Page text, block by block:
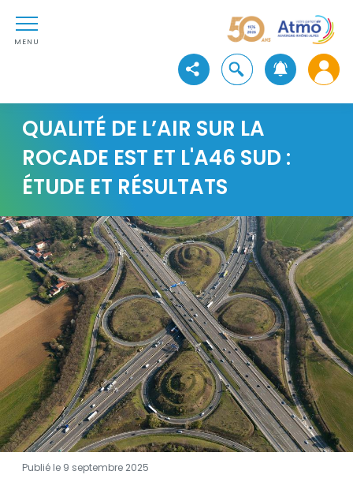
Aller au premier menu de navigation
Aller à la recherche
MENU
Atmo Auvergne-Rhône-
Voir les réseaux sociaux
Ouvrir la recherche
QUALITÉ DE L’AIR SUR LA
ROCADE EST ET L'A46 SUD :
ÉTUDE ET RÉSULTATS
Visuel
Publié le 9 septembre 2025